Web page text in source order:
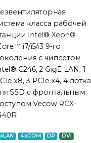
класса рабочей
Intel® Xeon®
i7/i5/i3 9-го
с чипсетом
C246, 2 GigE LAN, 1
x8, 3 PCIe x4, 4 лотка
SSD с фронтальным
Vecow RCX-
4xCOM DP DVI